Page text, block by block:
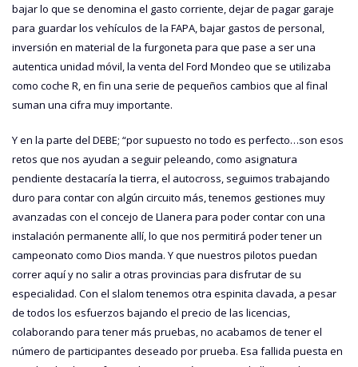
bajar lo que se denomina el gasto corriente, dejar de pagar garaje
para guardar los vehículos de la FAPA, bajar gastos de personal,
inversión en material de la furgoneta para que pase a ser una
autentica unidad móvil, la venta del Ford Mondeo que se utilizaba
como coche R, en fin una serie de pequeños cambios que al final
suman una cifra muy importante.
Y en la parte del DEBE; “por supuesto no todo es perfecto…son esos
retos que nos ayudan a seguir peleando, como asignatura
pendiente destacaría la tierra, el autocross, seguimos trabajando
duro para contar con algún circuito más, tenemos gestiones muy
avanzadas con el concejo de Llanera para poder contar con una
instalación permanente allí, lo que nos permitirá poder tener un
campeonato como Dios manda. Y que nuestros pilotos puedan
correr aquí y no salir a otras provincias para disfrutar de su
especialidad. Con el slalom tenemos otra espinita clavada, a pesar
de todos los esfuerzos bajando el precio de las licencias,
colaborando para tener más pruebas, no acabamos de tener el
número de participantes deseado por prueba. Esa fallida puesta en